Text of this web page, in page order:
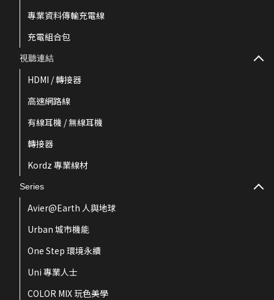
專業資料傳輸充電線
充電組合包
視聽連結
HDMI / 轉接器
高速網路線
有線耳機 / 無線耳機
轉接器
Kordz 專業線材
Series
Avier@Earth 人與地球
Urban 城市機能
One Step 環境永續
Uni 專業人士
COLOR MIX 玩色美學